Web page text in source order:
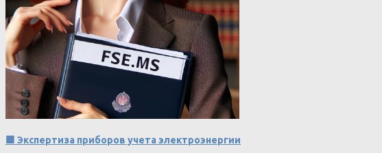
🟩 Экспертиза приборов учета электроэнергии